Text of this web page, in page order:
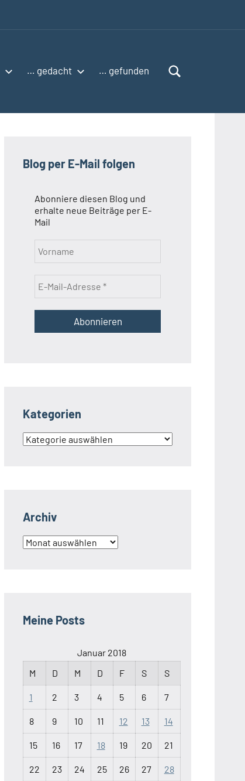
… gedacht … gefunden
Blog per E-Mail folgen
Abonniere diesen Blog und
erhalte neue Beiträge per E-
Mail
Kategorien
Kategorien
Archiv
Archiv
Meine Posts
Januar 2018
M
D M D F S S
1 2 3 4 5 6 7
8 9 10 11 12 13 14
15 16 17 18 19 20 21
22 23 24 25 26 27 28